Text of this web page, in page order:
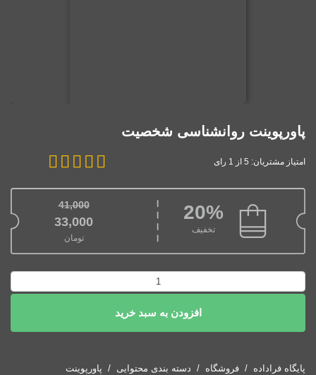
پاورپوینت روانشناسی شخصیت
امتیاز مشتریان: 5 از 1 رای
20%
تخفیف
41,000
قیمت اصلی: 41,000تومان بود.
33,000
تومان
قیمت فعلی: 33,000تومان.
روانشناسی
عدد
افزودن به سبد خرید
پایگاه فراداده فروشگاه دسته بندی محتوایی پاورپوینت